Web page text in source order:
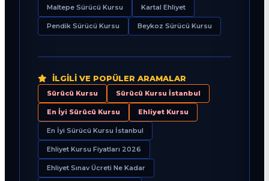
Maltepe Sürücü Kursu Kartal Ehliyet
Pendik Sürücü Kursu Beykoz Sürücü Kursu
İLGILI VE POPÜLER ARAMALAR
Sürücü Kursu Sürücü Kursu İstanbul
En İyi Sürücü Kursu Ehliyet Kursu
En İyi Sürücü Kursu İstanbul
Ehliyet Kursu Fiyatları 2026
Ehliyet Sınav Ücreti Ne Kadar